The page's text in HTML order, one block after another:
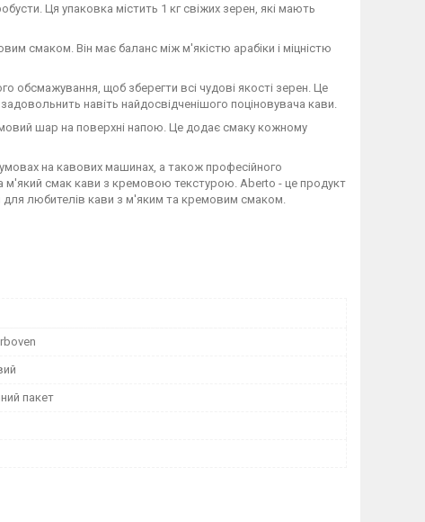
Ця упаковка містить 1 кг свіжих зерен, які мають
смаком. Він має баланс між м'якістю арабіки і міцністю
обсмажування, щоб зберегти всі чудові якості зерен. Це
навіть найдосвідченішого поціновувача кави.
шар на поверхні напою. Це додає смаку кожному
на кавових машинах, а також професійного
м'який смак кави з кремовою текстурою. Aberto - це продукт
любителів кави з м'яким та кремовим смаком.
пакет